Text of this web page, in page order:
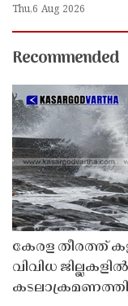
Thu,6 Aug 2026
Recommended
കേരള തീരത്ത്
വിവിധ